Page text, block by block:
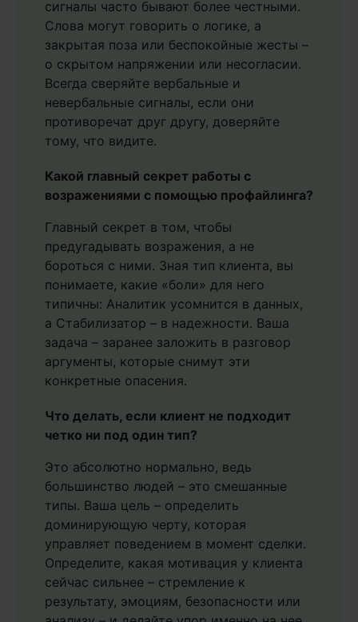
сигналы часто бывают более честными.
Слова могут говорить о логике, а
закрытая поза или беспокойные жесты –
о скрытом напряжении или несогласии.
Всегда сверяйте вербальные и
невербальные сигналы, если они
противоречат друг другу, доверяйте
тому, что видите.
Какой главный секрет работы с
возражениями с помощью профайлинга?
Главный секрет в том, чтобы
предугадывать возражения, а не
бороться с ними. Зная тип клиента, вы
понимаете, какие «боли» для него
типичны: Аналитик усомнится в данных,
а Стабилизатор – в надежности. Ваша
задача – заранее заложить в разговор
аргументы, которые снимут эти
конкретные опасения.
Что делать, если клиент не подходит
четко ни под один тип?
Это абсолютно нормально, ведь
большинство людей – это смешанные
типы. Ваша цель – определить
доминирующую черту, которая
управляет поведением в момент сделки.
Определите, какая мотивация у клиента
сейчас сильнее – стремление к
результату, эмоциям, безопасности или